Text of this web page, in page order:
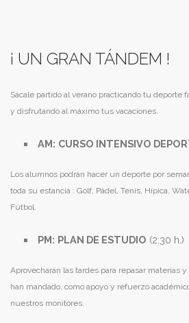
¡ UN GRAN TÁNDEM !
Sácale partido al verano practicando tu deporte
y disfrutando al máximo tus vacaciones.
AM: CURSO INTENSIVO
Los alumnos podrán hacer un deporte por
toda su estancia : Golf, Pádel, Tenis, Hípica,
Fútbol.
PM: PLAN DE ESTUDIO (2:30 h.)
Aprovecharán las tardes para repasar materias
han mandado, como apoyo y refuerzo
nuestros monitores.